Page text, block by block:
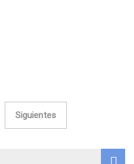
Siguientes